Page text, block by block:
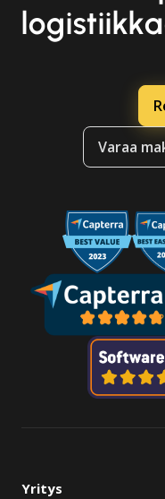
Varaa
Yritys